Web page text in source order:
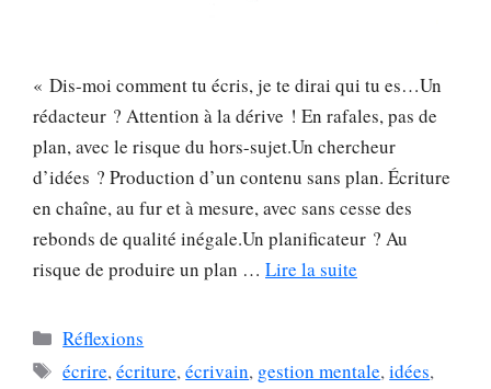
« Dis-moi comment tu écris, je te dirai qui tu es…Un
rédacteur ? Attention à la dérive ! En rafales, pas de
plan, avec le risque du hors-sujet.Un chercheur
d’idées ? Production d’un contenu sans plan. Écriture
en chaîne, au fur et à mesure, avec sans cesse des
rebonds de qualité inégale.Un planificateur ? Au
risque de produire un plan … Lire la suite
Catégories
Réflexions
Étiquettes
écrire,écriture,écrivain, gestion mentale,idées,